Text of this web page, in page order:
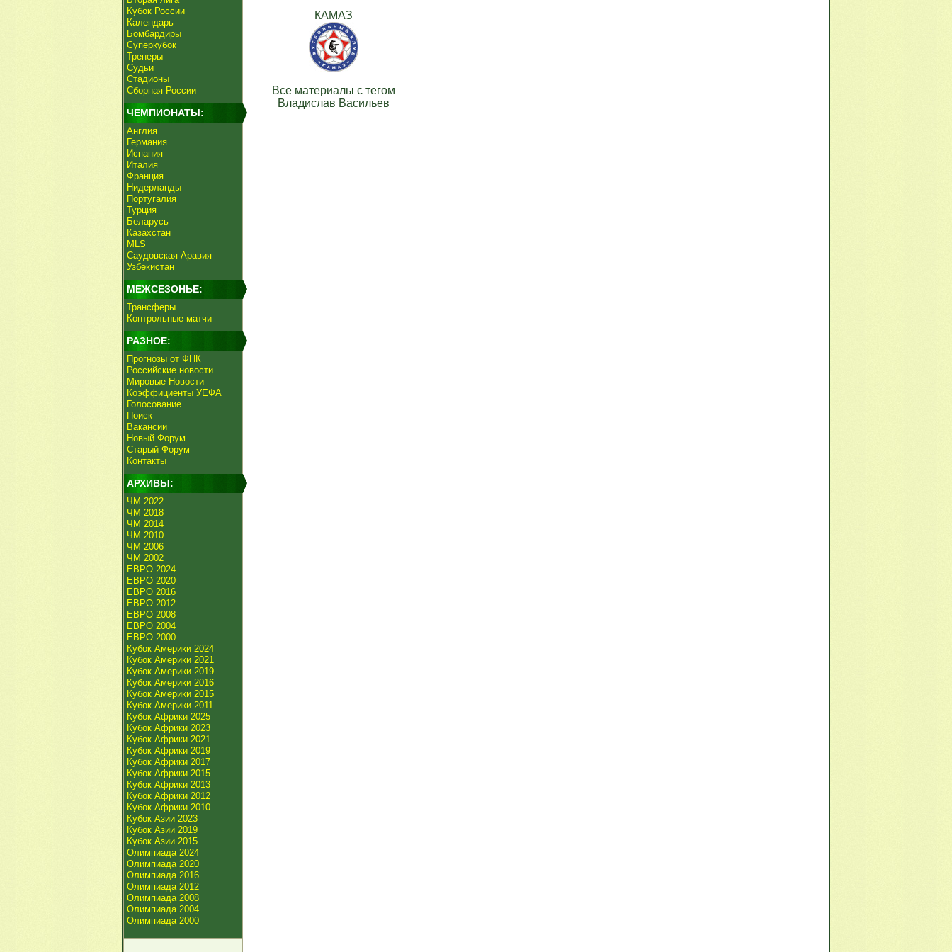
Кубок России
Календарь
Бомбардиры
Суперкубок
Тренеры
Судьи
Стадионы
Сборная России
ЧЕМПИОНАТЫ:
Англия
Германия
Испания
Италия
Франция
Нидерланды
Португалия
Турция
Беларусь
Казахстан
MLS
Саудовская Аравия
Узбекистан
МЕЖСЕЗОНЬЕ:
Трансферы
Контрольные матчи
РАЗНОЕ:
Прогнозы от ФНК
Российские новости
Мировые Новости
Коэффициенты УЕФА
Голосование
Поиск
Вакансии
Новый Форум
Старый Форум
Контакты
АРХИВЫ:
ЧМ 2022
ЧМ 2018
ЧМ 2014
ЧМ 2010
ЧМ 2006
ЧМ 2002
ЕВРО 2024
ЕВРО 2020
ЕВРО 2016
ЕВРО 2012
ЕВРО 2008
ЕВРО 2004
ЕВРО 2000
Кубок Америки 2024
Кубок Америки 2021
Кубок Америки 2019
Кубок Америки 2016
Кубок Америки 2015
Кубок Америки 2011
Кубок Африки 2025
Кубок Африки 2023
Кубок Африки 2021
Кубок Африки 2019
Кубок Африки 2017
Кубок Африки 2015
Кубок Африки 2013
Кубок Африки 2012
Кубок Африки 2010
Кубок Азии 2023
Кубок Азии 2019
Кубок Азии 2015
Олимпиада 2024
Олимпиада 2020
Олимпиада 2016
Олимпиада 2012
Олимпиада 2008
Олимпиада 2004
Олимпиада 2000
КАМАЗ
Все материалы с тегом
Владислав Васильев